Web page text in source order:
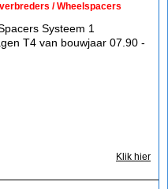
/ Wheelspacers
Systeem 1
T4 van bouwjaar 07.90 -
Klik hier